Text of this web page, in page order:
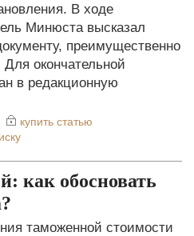
В ходе
Минюста высказал
преимущественно
Для окончательной
в редакционную
купить статью
как обосновать
таможенной стоимости